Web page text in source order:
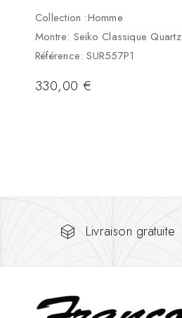
Collection :Homme
Montre: Seiko Classique Quartz
Référence: SUR557P1
330,00 €
Livraison gratuite